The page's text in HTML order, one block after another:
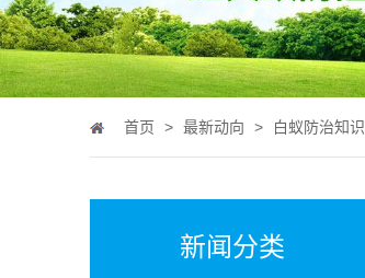
首页 > 最新动向 > 白蚁防治知识
新闻分类